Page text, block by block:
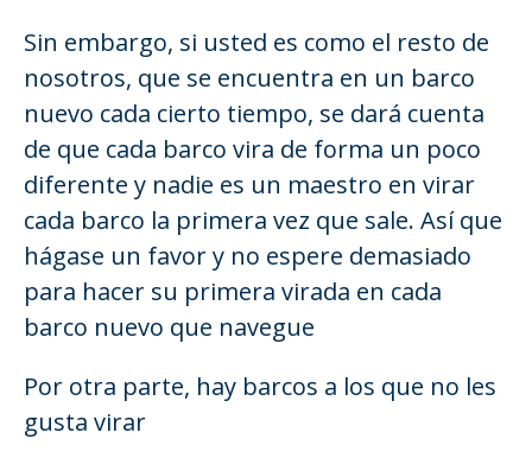
Sin embargo, si usted es como el resto de
nosotros, que se encuentra en un barco
nuevo cada cierto tiempo, se dará cuenta
de que cada barco vira de forma un poco
diferente y nadie es un maestro en virar
cada barco la primera vez que sale. Así que
hágase un favor y no espere demasiado
para hacer su primera virada en cada
barco nuevo que navegue
Por otra parte, hay barcos a los que no les
gusta virar